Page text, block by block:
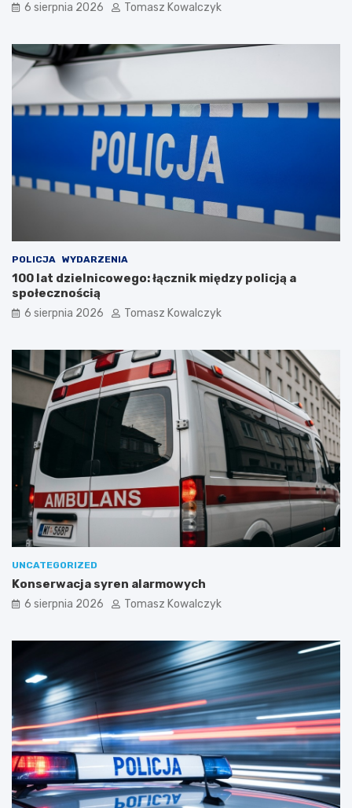
6 sierpnia 2026 Tomasz Kowalczyk
POLICJA WYDARZENIA
100 lat dzielnicowego: łącznik między policją a
społecznością
6 sierpnia 2026 Tomasz Kowalczyk
UNCATEGORIZED
Konserwacja syren alarmowych
6 sierpnia 2026 Tomasz Kowalczyk